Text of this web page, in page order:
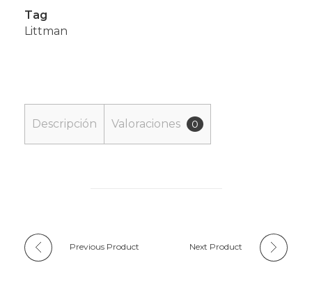
Tag
Littman
Descripción Valoraciones 0
Previous Product Next Product